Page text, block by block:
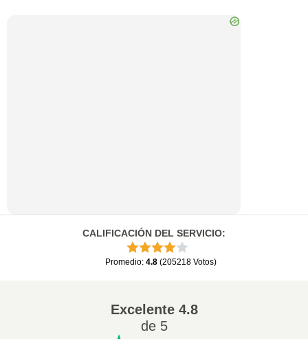
CALIFICACIÓN DEL SERVICIO:
Promedio: 4.8 (205218 Votos)
Excelente4.8
de 5